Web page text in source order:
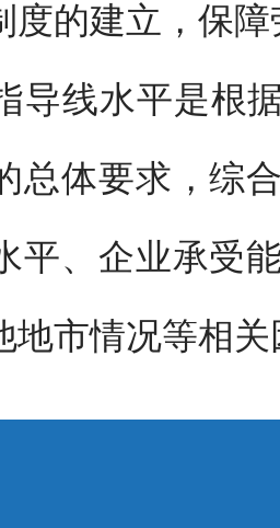
度的建立，保
导线水平是根
总体要求，综
平、企业承受
地市情况等相